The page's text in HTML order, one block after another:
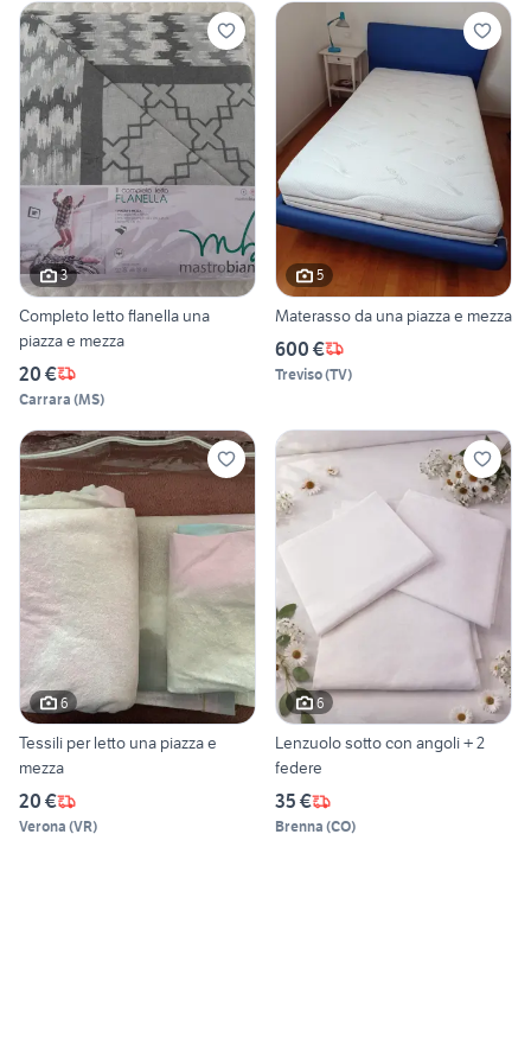
3
Completo letto flanella una
piazza e mezza
20 €
Carrara (MS)
5
Materasso da una piazza e mezza
600 €
Treviso(TV)
6
Tessili per letto una piazza e
mezza
20 €
Verona (VR)
6
Lenzuolo sotto con angoli + 2
federe
35 €
Brenna (CO)